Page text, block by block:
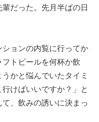
だった。先月半ばの日
ョンの内覧に行ってか
トビールを何杯か飲
かと悩んでいたタイミ
けばいいですか？」と
、飲みの誘いに決まっ